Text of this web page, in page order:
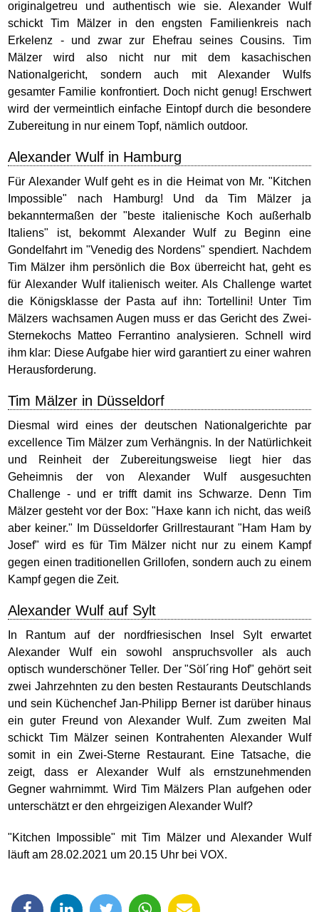
originalgetreu und authentisch wie sie. Alexander Wulf
schickt Tim Mälzer in den engsten Familienkreis nach
Erkelenz - und zwar zur Ehefrau seines Cousins. Tim
Mälzer wird also nicht nur mit dem kasachischen
Nationalgericht, sondern auch mit Alexander Wulfs
gesamter Familie konfrontiert. Doch nicht genug! Erschwert
wird der vermeintlich einfache Eintopf durch die besondere
Zubereitung in nur einem Topf, nämlich outdoor.
Alexander Wulf in Hamburg
Für Alexander Wulf geht es in die Heimat von Mr. "Kitchen
Impossible" nach Hamburg! Und da Tim Mälzer ja
bekanntermaßen der "beste italienische Koch außerhalb
Italiens" ist, bekommt Alexander Wulf zu Beginn eine
Gondelfahrt im "Venedig des Nordens" spendiert. Nachdem
Tim Mälzer ihm persönlich die Box überreicht hat, geht es
für Alexander Wulf italienisch weiter. Als Challenge wartet
die Königsklasse der Pasta auf ihn: Tortellini! Unter Tim
Mälzers wachsamen Augen muss er das Gericht des Zwei-
Sternekochs Matteo Ferrantino analysieren. Schnell wird
ihm klar: Diese Aufgabe hier wird garantiert zu einer wahren
Herausforderung.
Tim Mälzer in Düsseldorf
Diesmal wird eines der deutschen Nationalgerichte par
excellence Tim Mälzer zum Verhängnis. In der Natürlichkeit
und Reinheit der Zubereitungsweise liegt hier das
Geheimnis der von Alexander Wulf ausgesuchten
Challenge - und er trifft damit ins Schwarze. Denn Tim
Mälzer gesteht vor der Box: "Haxe kann ich nicht, das weiß
aber keiner." Im Düsseldorfer Grillrestaurant "Ham Ham by
Josef" wird es für Tim Mälzer nicht nur zu einem Kampf
gegen einen traditionellen Grillofen, sondern auch zu einem
Kampf gegen die Zeit.
Alexander Wulf auf Sylt
In Rantum auf der nordfriesischen Insel Sylt erwartet
Alexander Wulf ein sowohl anspruchsvoller als auch
optisch wunderschöner Teller. Der "Söl´ring Hof" gehört seit
zwei Jahrzehnten zu den besten Restaurants Deutschlands
und sein Küchenchef Jan-Philipp Berner ist darüber hinaus
ein guter Freund von Alexander Wulf. Zum zweiten Mal
schickt Tim Mälzer seinen Kontrahenten Alexander Wulf
somit in ein Zwei-Sterne Restaurant. Eine Tatsache, die
zeigt, dass er Alexander Wulf als ernstzunehmenden
Gegner wahrnimmt. Wird Tim Mälzers Plan aufgehen oder
unterschätzt er den ehrgeizigen Alexander Wulf?
"Kitchen Impossible" mit Tim Mälzer und Alexander Wulf
läuft am 28.02.2021 um 20.15 Uhr bei VOX.